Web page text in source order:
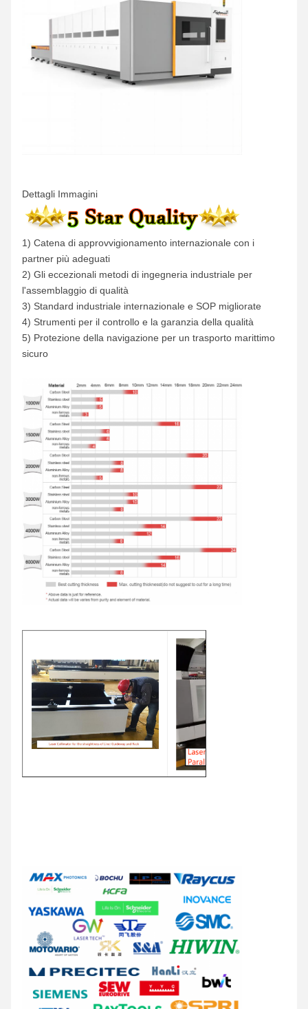
Dettagli Immagini
1) Catena di approvvigionamento internazionale con i
partner più adeguati
2) Gli eccezionali metodi di ingegneria industriale per
l'assemblaggio di qualità
3) Standard industriale internazionale e SOP migliorate
4) Strumenti per il controllo e la garanzia della qualità
5) Protezione della navigazione per un trasporto marittimo
sicuro